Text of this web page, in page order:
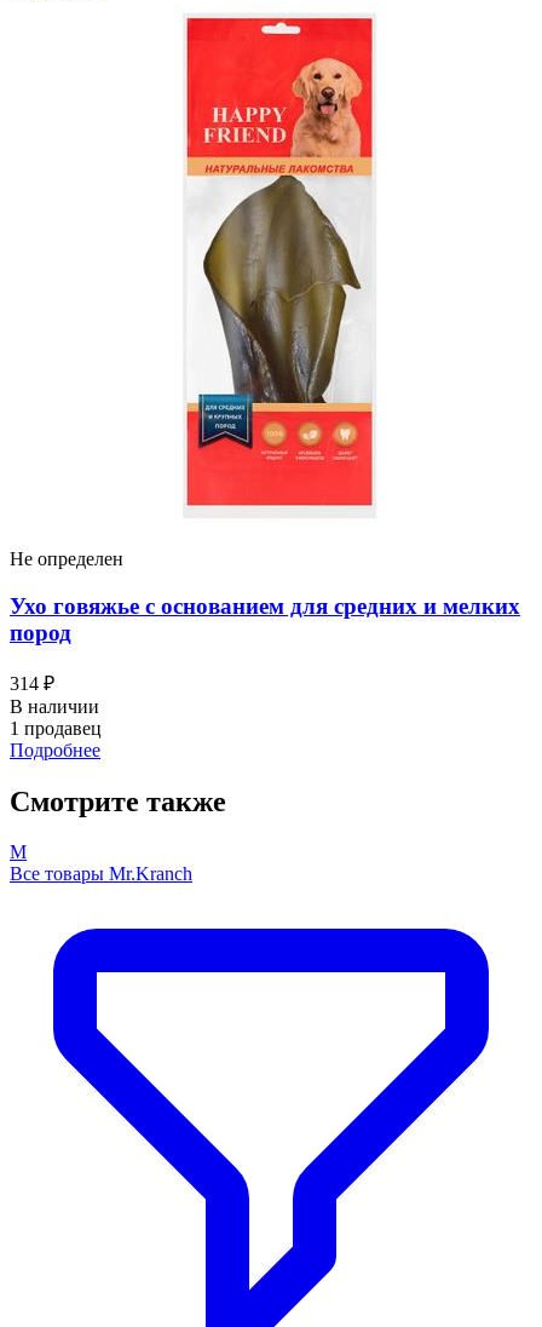
Не определен
Ухо говяжье с основанием для средних и мелких
пород
314 ₽
В наличии
1 продавец
Подробнее
Смотрите также
M
Все товары Mr.Kranch